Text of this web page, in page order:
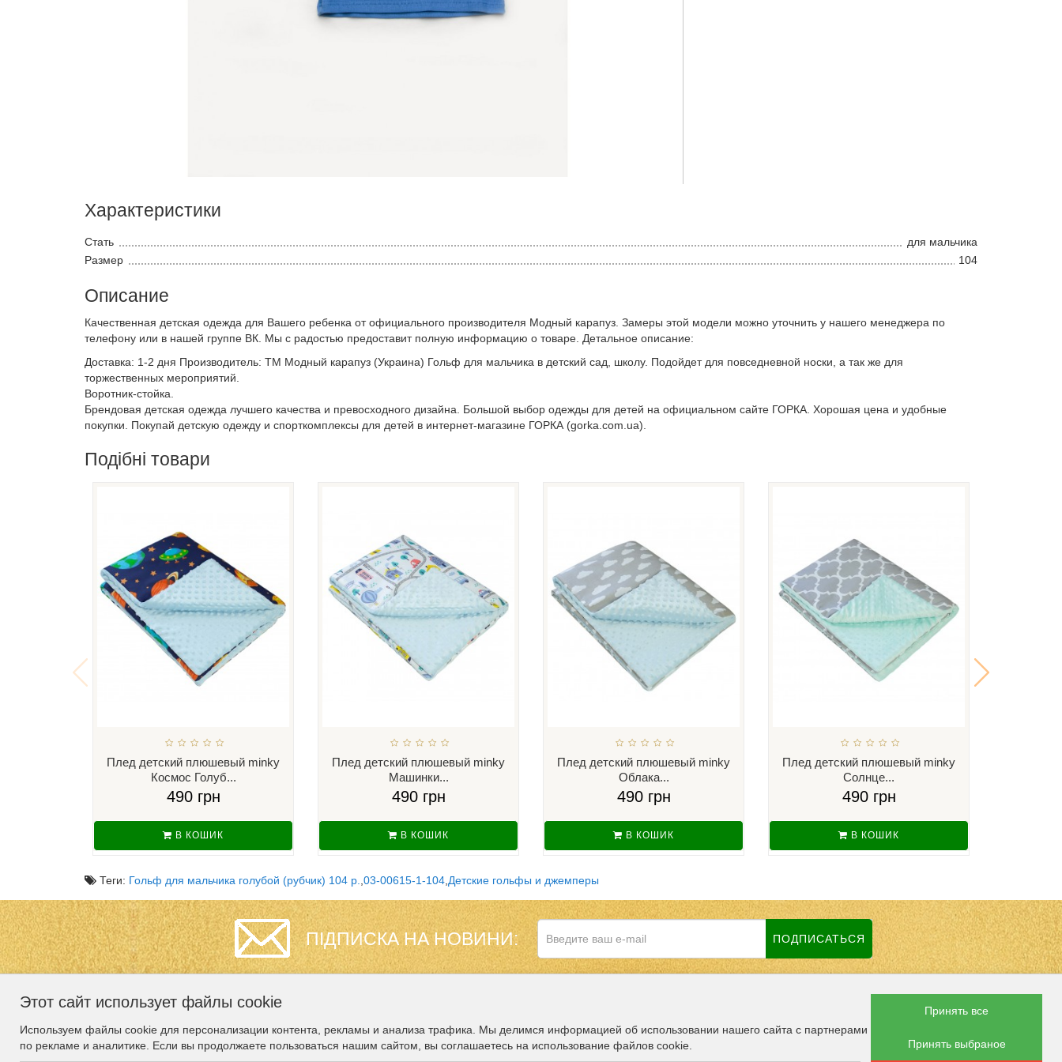
Характеристики
Стать
для мальчика
Размер
104
Описание
Качественная детская одежда для Вашего ребенка от официального производителя Модный карапуз. Замеры этой модели можно уточнить у нашего менеджера по
телефону или в нашей группе ВК. Мы с радостью предоставит полную информацию о товаре. Детальное описание:
Доставка: 1-2 дня Производитель: ТМ Модный карапуз (Украина) Гольф для мальчика в детский сад, школу. Подойдет для повседневной носки, а так же для
торжественных мероприятий.
Воротник-стойка.
Брендовая детская одежда лучшего качества и превосходного дизайна. Большой выбор одежды для детей на официальном сайте ГОРКА. Хорошая цена и удобные
покупки. Покупай детскую одежду и спорткомплексы для детей в интернет-магазине ГОРКА (gorka.com.ua).
Подібні товари
Плед детский плюшевый minky
Космос Голуб...
490 грн
В КОШИК
Плед детский плюшевый minky
Машинки...
490 грн
В КОШИК
Плед детский плюшевый minky
Облака...
490 грн
В КОШИК
Плед детский плюшевый minky
Солнце...
490 грн
В КОШИК
Теги: Гольф для мальчика голубой (рубчик) 104 р. 03-00615-1-104 Детские гольфы и джемперы
ПІДПИСКА НА НОВИНИ: ПОДПИСАТЬСЯ
Гарантия
ПОДДЕРЖКИ
Партнёры
Этот сайт использует файлы cookie
Используем файлы cookie для персонализации контента, рекламы и анализа трафика. Мы делимся информацией об использовании нашего сайта с партнерами
по рекламе и аналитике. Если вы продолжаете пользоваться нашим сайтом, вы соглашаетесь на использование файлов cookie.
Принять все
Принять выбраное